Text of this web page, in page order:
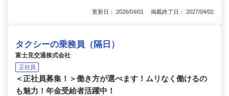
更新日： 2026/04/01 掲載終了日： 2027/04/02
タクシーの乗務員（隔日）
富士見交通株式会社
正社員
＜正社員募集！＞働き方が選べます！ムリなく働けるの
も魅力！年金受給者活躍中！